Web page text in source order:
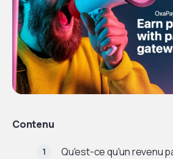
Contenu
Qu'est-ce qu'un revenu